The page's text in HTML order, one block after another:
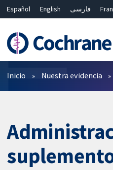
Español English فارسی
Bahasa Malaysia
ไทย 繁體中文
Filtros
Inicio Nuestra evidencia